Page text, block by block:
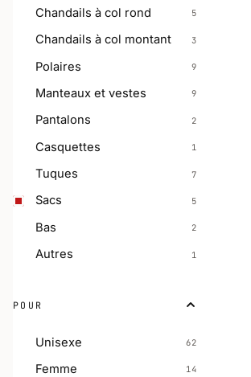
Chandails à col rond 5
Chandails à col montant 3
Polaires 9
Manteaux et vestes 9
Pantalons 2
Casquettes 1
Tuques 7
Sacs 5
Bas 2
Autres 1
POUR
Unisexe 62
Femme 14